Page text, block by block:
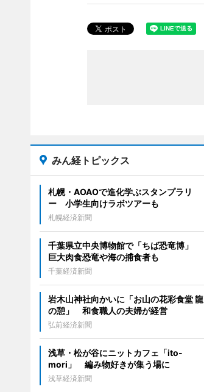
みん経トピックス
札幌・AOAOで進化学ぶスタンプラリ
ー 小学生向けラボツアーも
札幌経済新聞
千葉県立中央博物館で「ちば恐竜博」
巨大肉食恐竜や海の捕食者も
千葉経済新聞
岩木山神社向かいに「お山の花彩食堂 龍
の憩」 和食職人の夫婦が経営
弘前経済新聞
浅草・松が谷にニットカフェ「ito-
mori」 編み物好きが集う場に
浅草経済新聞